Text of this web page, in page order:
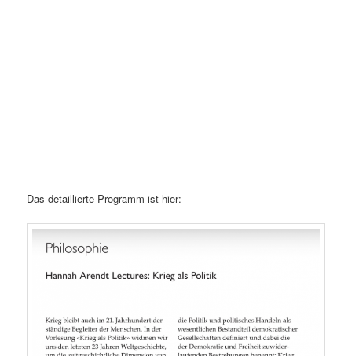
Das detaillierte Programm ist hier: